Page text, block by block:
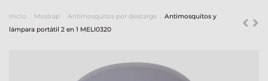
Inicio Mostrap Antimosquitos por descarga
Antimosquitos y
lámpara portátil 2 en 1 MELI0320